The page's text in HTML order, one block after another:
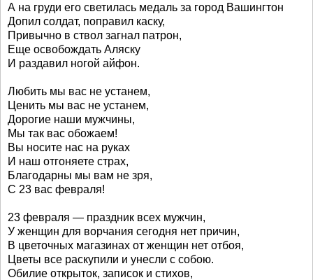
А на груди его светилась медаль за город Вашингтон
Допил солдат, поправил каску,
Привычно в ствол загнал патрон,
Еще освобождать Аляску
И раздавил ногой айфон.
Любить мы вас не устанем,
Ценить мы вас не устанем,
Дорогие наши мужчины,
Мы так вас обожаем!
Вы носите нас на руках
И наш отгоняете страх,
Благодарны мы вам не зря,
С 23 вас февраля!
23 февраля — праздник всех мужчин,
У женщин для ворчания сегодня нет причин,
В цветочных магазинах от женщин нет отбоя,
Цветы все раскупили и унесли с собою.
Обилие открыток, записок и стихов,